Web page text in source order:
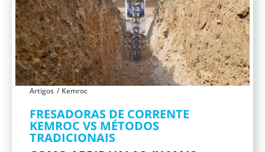
Artigos / Kemroc
FRESADORAS DE CORRENTE
KEMROC VS MÉTODOS
TRADICIONAIS